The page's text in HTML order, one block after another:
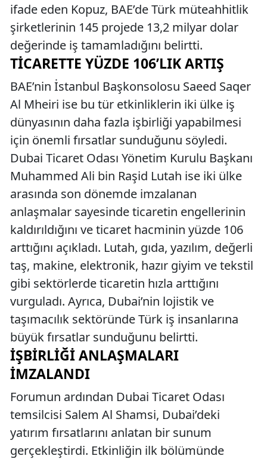
ifade eden Kopuz, BAE’de Türk müteahhitlik
şirketlerinin 145 projede 13,2 milyar dolar
değerinde iş tamamladığını belirtti.
TICARETTE YÜZDE 106’LIK ARTIŞ
BAE’nin İstanbul Başkonsolosu Saeed Saqer
Al Mheiri ise bu tür etkinliklerin iki ülke iş
dünyasının daha fazla işbirliği yapabilmesi
için önemli fırsatlar sunduğunu söyledi.
Dubai Ticaret Odası Yönetim Kurulu Başkanı
Muhammed Ali bin Raşid Lutah ise iki ülke
arasında son dönemde imzalanan
anlaşmalar sayesinde ticaretin engellerinin
kaldırıldığını ve ticaret hacminin yüzde 106
arttığını açıkladı. Lutah, gıda, yazılım, değerli
taş, makine, elektronik, hazır giyim ve tekstil
gibi sektörlerde ticaretin hızla arttığını
vurguladı. Ayrıca, Dubai’nin lojistik ve
taşımacılık sektöründe Türk iş insanlarına
büyük fırsatlar sunduğunu belirtti.
İŞBIRLIĞI ANLAŞMALARI
İMZALANDI
Forumun ardından Dubai Ticaret Odası
temsilcisi Salem Al Shamsi, Dubai’deki
yatırım fırsatlarını anlatan bir sunum
gerçekleştirdi. Etkinliğin ilk bölümünde